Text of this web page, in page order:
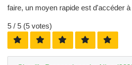
faire, un moyen rapide est d'accéder
5 / 5 (5 votes)